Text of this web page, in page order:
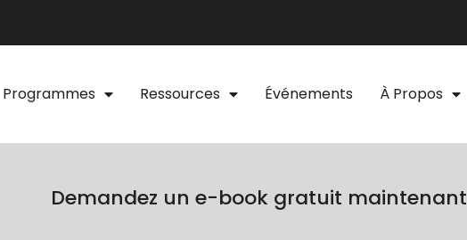
Programmes Ressources Événements À Propos
Demandez un e-book gratuit maintenant